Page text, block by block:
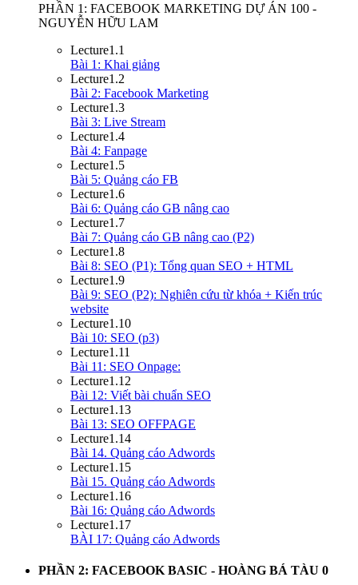
PHẦN 1: FACEBOOK MARKETING DỰ ÁN 100 -
NGUYỄN HỮU LAM
Lecture1.1
Bài 1: Khai giảng
Lecture1.2
Bài 2: Facebook Marketing
Lecture1.3
Bài 3: Live Stream
Lecture1.4
Bài 4: Fanpage
Lecture1.5
Bài 5: Quảng cáo FB
Lecture1.6
Bài 6: Quảng cáo GB nâng cao
Lecture1.7
Bài 7: Quảng cáo GB nâng cao (P2)
Lecture1.8
Bài 8: SEO (P1): Tổng quan SEO + HTML
Lecture1.9
Bài 9: SEO (P2): Nghiên cứu từ khóa + Kiến trúc
website
Lecture1.10
Bài 10: SEO (p3)
Lecture1.11
Bài 11: SEO Onpage:
Lecture1.12
Bài 12: Viết bài chuẩn SEO
Lecture1.13
Bài 13: SEO OFFPAGE
Lecture1.14
Bài 14. Quảng cáo Adwords
Lecture1.15
Bài 15. Quảng cáo Adwords
Lecture1.16
Bài 16: Quảng cáo Adwords
Lecture1.17
BÀI 17: Quảng cáo Adwords
PHẦN 2: FACEBOOK BASIC - HOÀNG BÁ TÀU 0